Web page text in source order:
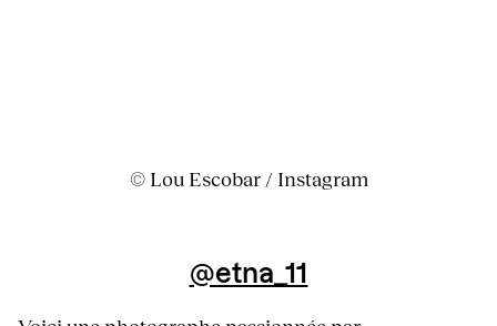
© Lou Escobar / Instagram
@etna_11